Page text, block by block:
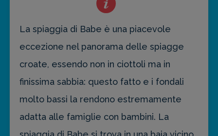
La spiaggia di Babe è una piacevole
eccezione nel panorama delle spiagge
croate, essendo non in ciottoli ma in
finissima sabbia: questo fatto e i fondali
molto bassi la rendono estremamente
adatta alle famiglie con bambini. La